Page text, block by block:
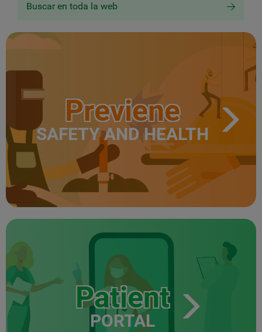
Buscar en toda la web
Previene
SAFETY AND HEALTH
Patient
PORTAL